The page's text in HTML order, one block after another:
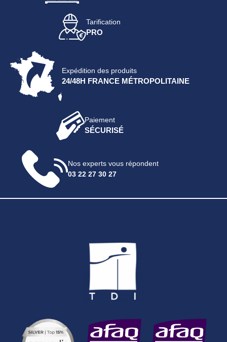
Tarification
PRO
Expédition des produits
24/48H FRANCE MÉTROPOLITAINE
Paiement
SÉCURISÉ
Nos experts vous répondent
03 22 27 30 27